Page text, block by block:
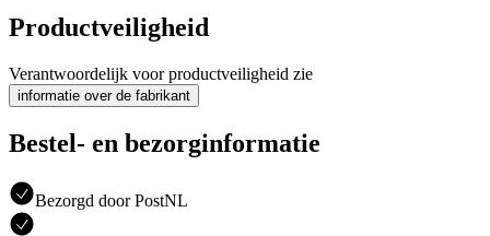
Productveiligheid
Verantwoordelijk voor productveiligheid zie
informatie over de fabrikant
Bestel- en bezorginformatie
Bezorgd door PostNL